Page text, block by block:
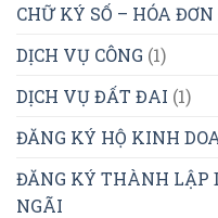
CHỮ KÝ SỐ – HÓA
DỊCH VỤ CÔNG (1)
DỊCH VỤ ĐẤT ĐAI (1)
ĐĂNG KÝ HỘ KINH
ĐĂNG KÝ THÀNH LẬP
NGÃI